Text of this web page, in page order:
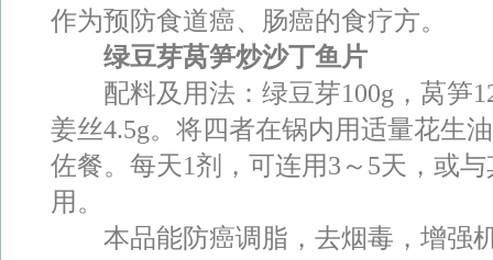
作为预防食道癌、肠癌的食疗方。
绿豆芽莴笋炒沙丁鱼片
配料及用法：绿豆芽100g，莴笋
姜丝4.5g。将四者在锅内用适量花生
佐餐。每天1剂，可连用3～5天，或
用。
本品能防癌调脂，去烟毒，增强